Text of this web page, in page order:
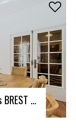
A VENDRE Appartement 5 pièces BREST TRIANGLE D'OR